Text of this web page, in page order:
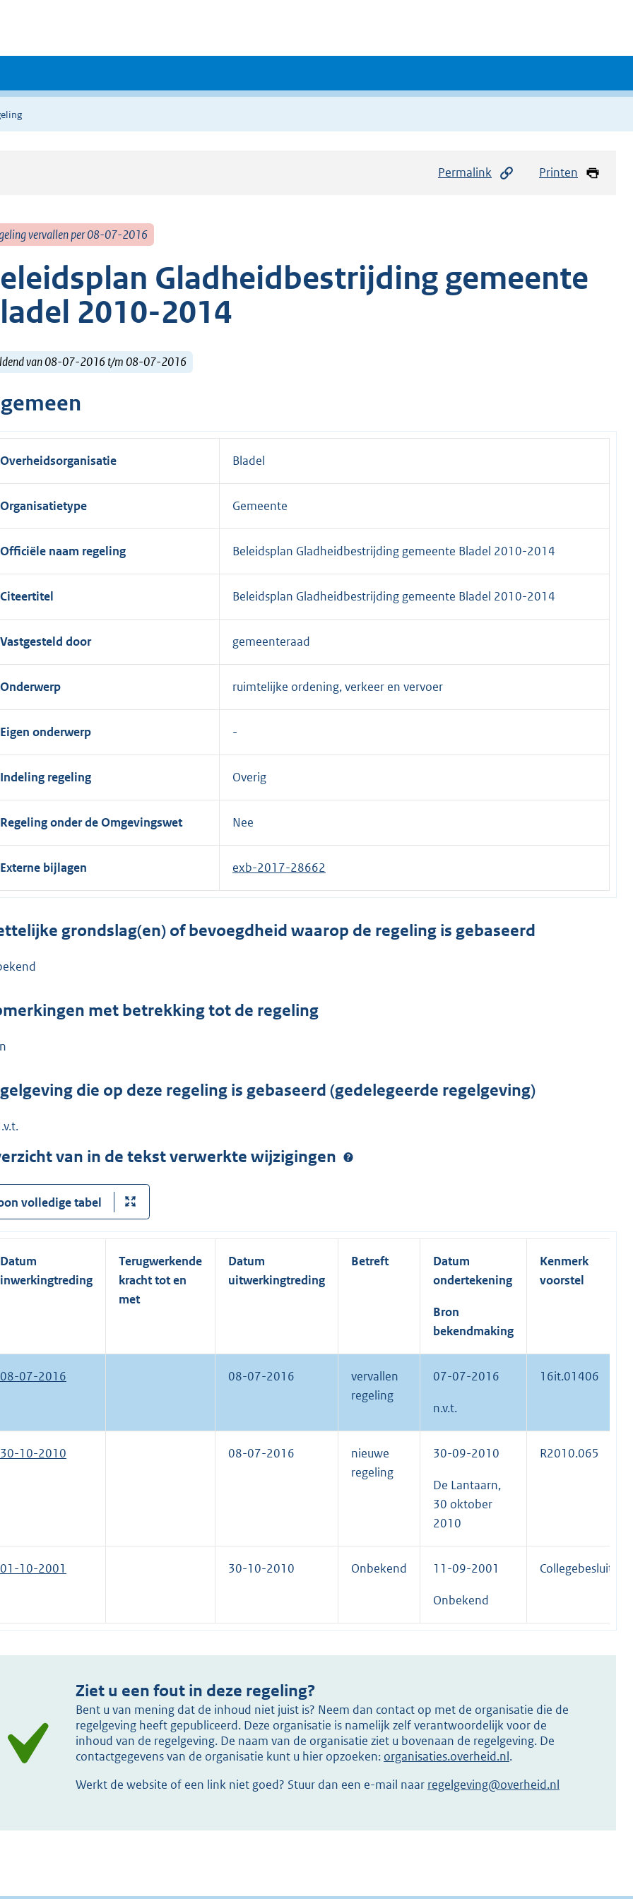
Permalink Printen
vervallen per 08-07-2016
Gladheidbestrijding gemeente
2010-2014
van 08-07-2016 t/m 08-07-2016
Overheidsorganisatie Bladel
Organisatietype Gemeente
Officiële naam regeling Beleidsplan Gladheidbestrijding gemeente Bladel 2010-2014
Citeertitel Beleidsplan Gladheidbestrijding gemeente Bladel 2010-2014
Vastgesteld door gemeenteraad
Onderwerp ruimtelijke ordening, verkeer en vervoer
Eigen onderwerp
Indeling regeling Overig
Regeling onder de Omgevingswet Nee
Externe bijlagen exb-2017-28662
grondslag(en) of bevoegdheid waarop de regeling is gebaseerd
met betrekking tot de regeling
die op deze regeling is gebaseerd (gedelegeerde regelgeving)
van in de tekst verwerkte wijzigingen
volledige tabel
Datum
inwerkingtreding
Terugwerkende
kracht tot en
met
Datum
uitwerkingtreding
Betreft
Datum
ondertekening
Bron
bekendmaking
Kenmerk
voorstel
08-07-2016 08-07-2016
vervallen
regeling
07-07-2016
n.v.t.
16it.01406
30-10-2010 08-07-2016
nieuwe
regeling
30-09-2010
De Lantaarn,
30 oktober
2010
R2010.065
01-10-2001 30-10-2010 Onbekend 11-09-2001
Onbekend
Collegebesluit
Ziet u een fout in deze regeling?
Bent u van mening dat de inhoud niet juist is? Neem dan contact op met de organisatie die de
regelgeving heeft gepubliceerd. Deze organisatie is namelijk zelf verantwoordelijk voor de
inhoud van de regelgeving. De naam van de organisatie ziet u bovenaan de regelgeving. De
contactgegevens van de organisatie kunt u hier opzoeken: organisaties.overheid.nl.
Werkt de website of een link niet goed? Stuur dan een e-mail naar regelgeving@overheid.nl